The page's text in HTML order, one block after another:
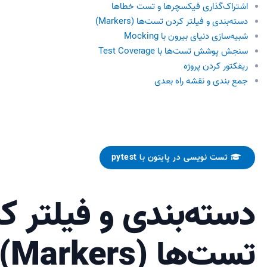
اشتراک‌گذاری فیکسچرها و تست خطاها
دسته‌بندی و فیلتر کردن تست‌ها (Markers)
شبیه‌سازی دنیای بیرون با Mocking
سنجش پوشش تست‌ها با Test Coverage
ریفکتور کردن پروژه
جمع بندی و نقشه راه بعدی
تست نویسی در پایتون با pytest
دسته‌بندی و فیلتر
تست‌ها (Markers)